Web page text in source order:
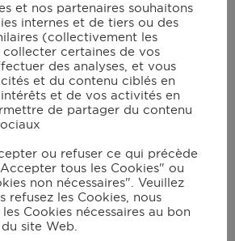
mangues et tuiles aux
amandes
et nos partenaires souhaitons
internes et de tiers ou des
(collectivement les
certaines de vos
des analyses, et vous
et du contenu ciblés en
et de vos activités en
de partager du contenu
ou refuser ce qui précède
tous les Cookies" ou
non nécessaires". Veuillez
refusez les Cookies, nous
Cookies nécessaires au bon
site Web.